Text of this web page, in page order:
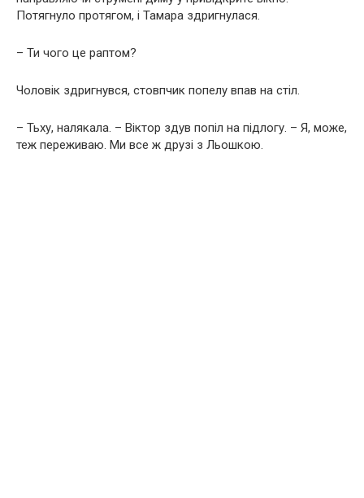
Потягнуло протягом, і Тамара здригнулася.
– Ти чого це раптом?
Чоловік здригнувся, стовпчик попелу впав на стіл.
– Тьху, налякала. – Віктор здув попіл на підлогу. – Я, може,
теж переживаю. Ми все ж друзі з Льошкою.